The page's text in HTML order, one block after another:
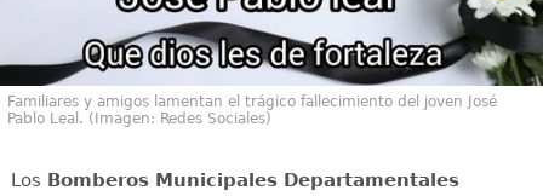
Familiares y amigos lamentan el trágico fallecimiento del joven José
Pablo Leal. (Imagen: Redes Sociales)
Los Bomberos Municipales Departamentales